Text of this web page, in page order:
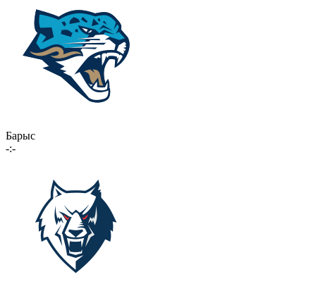
Барыс
-:-